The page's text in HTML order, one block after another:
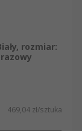
rozmiar:
469,04 zł/sztuka